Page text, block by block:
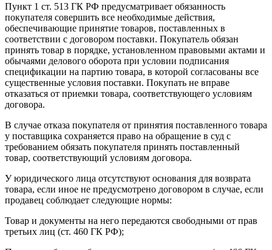
Пункт 1 ст. 513 ГК РФ предусматривает обязанность
покупателя совершить все необходимые действия,
обеспечивающие принятие товаров, поставленных в
соответствии с договором поставки. Покупатель обязан
принять товар в порядке, установленном правовыми актами и
обычаями делового оборота при условии подписания
спецификации на партию товара, в которой согласованы все
существенные условия поставки. Покупать не вправе
отказаться от приемки товара, соответствующего условиям
договора.
В случае отказа покупателя от принятия поставленного товара
у поставщика сохраняется право на обращение в суд с
требованием обязать покупателя принять поставленный
товар, соответствующий условиям договора.
У юридического лица отсутствуют основания для возврата
товара, если иное не предусмотрено договором в случае, если
продавец соблюдает следующие нормы:
Товар и документы на него передаются свободными от прав
третьих лиц (ст. 460 ГК РФ);